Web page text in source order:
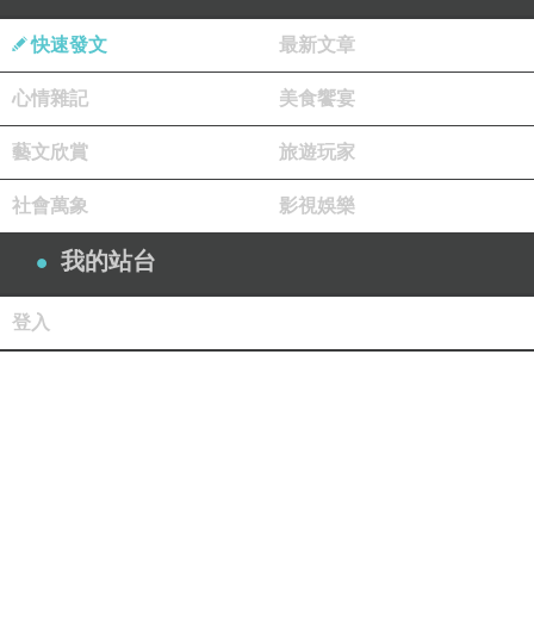
快速發文 最新文章
心情雜記 美食饗宴
藝文欣賞 旅遊玩家
社會萬象 影視娛樂
我的站台
登入